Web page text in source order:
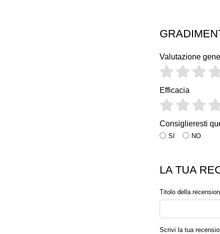
Valutazione
Efficacia
Consiglieresti
SI NO
LA TUA
Titolo della
Scrivi la tua